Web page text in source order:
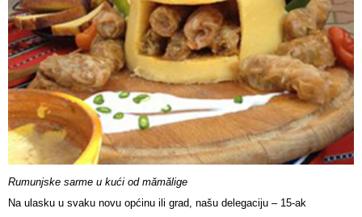
Rumunjske sarme u kući od mămălige
Na ulasku u svaku novu općinu ili grad, našu delegaciju – 15-ak